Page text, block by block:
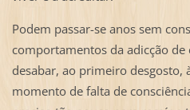
Podem passar-se anos sem
comportamentos da adicção
desabar, ao primeiro desgosto,
momento de falta de